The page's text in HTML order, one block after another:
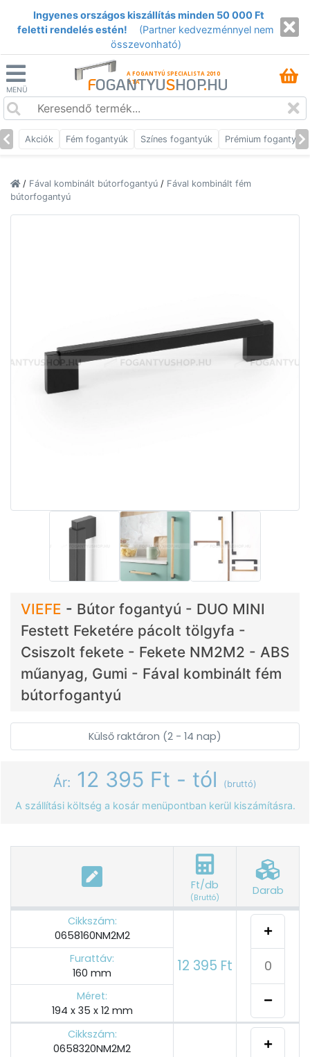
Ingyenes országos kiszállítás minden 50 000 Ft
feletti rendelés estén!
(Partner kedvezménnyel nem
összevonható)
MENÜ
A FOGANTYÚ SPECIALISTA 2010
ÓTA
FOGANTYUSHOP.HU
Akciók Fém fogantyúk Színes fogantyúk Prémium fogantyúk
/ Fával kombinált bútorfogantyú / Fával kombinált fém
bútorfogantyú
VIEFE - Bútor fogantyú - DUO MINI
Festett Feketére pácolt tölgyfa -
Csiszolt fekete - Fekete NM2M2 - ABS
műanyag, Gumi - Fával kombinált fém
bútorfogantyú
Külső raktáron (2 - 14 nap)
Ár: 12 395 Ft - tól (bruttó)
A szállítási költség a kosár menüpontban kerül kiszámításra.
Ft/db
(Bruttó)
Darab
Cikkszám:
0658160NM2M2
12 395 Ft
Furattáv:
160 mm
Méret:
194 x 35 x 12 mm
Cikkszám:
0658320NM2M2